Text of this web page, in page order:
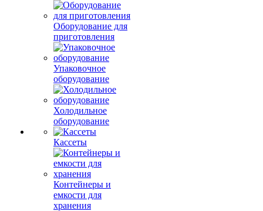
Оборудование для
приготовления
Упаковочное
оборудование
Холодильное
оборудование
Кассеты
Контейнеры и
емкости для
хранения